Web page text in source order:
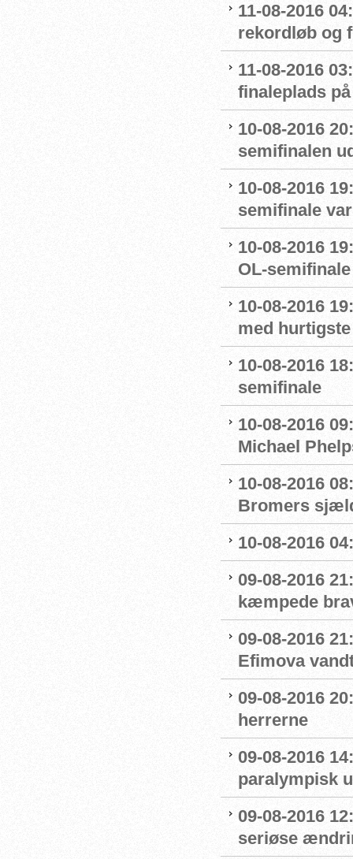
11-08-2016
rekordløb og
11-08-2016
finaleplads
10-08-2016
semifinalen
10-08-2016
semifinale
10-08-2016
OL-
10-08-2016
med
10-08-2016
semifinale
10-08-2016
Michael
10-08-2016
Bromers
10-08-2016
09-08-2016
kæmpede
09-08-2016
Efimova
09-08-2016
herrerne
09-08-2016
paralympisk
09-08-2016
seriøse